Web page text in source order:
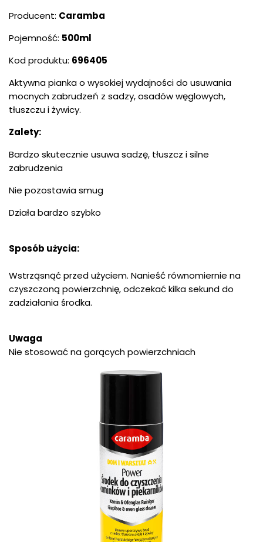
Producent: Caramba
Pojemność: 500ml
Kod produktu: 696405
Aktywnapiankao wysokiej wydajności do usuwania
mocnych zabrudzeń z sadzy, osadów węglowych,
tłuszczu i żywicy.
Zalety:
Bardzo skutecznie usuwa sadzę, tłuszcz i silne
zabrudzenia
Nie pozostawia smug
Działa bardzo szybko
Sposób użycia:
Wstrząsnąć przed użyciem. Nanieść równomiernie na
czyszczoną powierzchnię, odczekać kilka sekund do
zadziałania środka.
Uwaga
Nie stosować na gorących powierzchniach